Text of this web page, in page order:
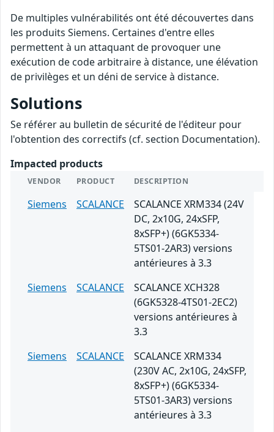
De multiples vulnérabilités ont été découvertes dans
les produits Siemens. Certaines d'entre elles
permettent à un attaquant de provoquer une
exécution de code arbitraire à distance, une élévation
de privilèges et un déni de service à distance.
Solutions
Se référer au bulletin de sécurité de l'éditeur pour
l'obtention des correctifs (cf. section Documentation).
Impacted products
VENDOR PRODUCT DESCRIPTION
Siemens SCALANCE
SCALANCE XRM334 (24V
DC, 2x10G, 24xSFP,
8xSFP+) (6GK5334-
5TS01-2AR3) versions
antérieures à 3.3
Siemens
SCALANCE
SCALANCE XCH328
(6GK5328-4TS01-2EC2)
versions antérieures à
3.3
Siemens
SCALANCE
SCALANCE XRM334
(230V AC, 2x10G, 24xSFP,
8xSFP+) (6GK5334-
5TS01-3AR3) versions
antérieures à 3.3